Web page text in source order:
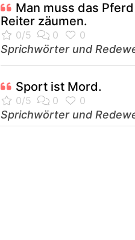
Man muss das
Reiter zäumen.
Sprichwörter und
Sport ist Mord.
Sprichwörter und